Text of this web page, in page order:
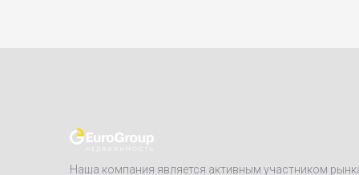
Наша компания является активным участником